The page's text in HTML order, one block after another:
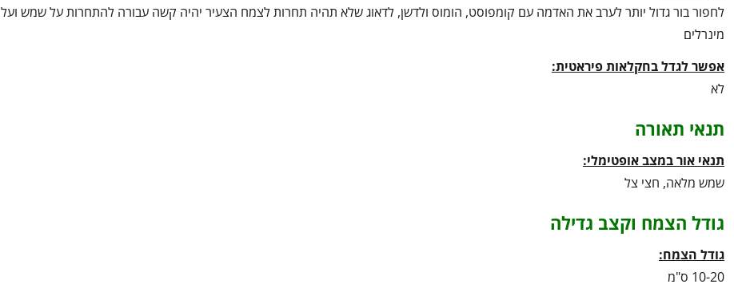
לחפור בור גדול יותר לערב את האדמה עם קומפוסט, הומוס ולדשן, לדאוג שלא תהיה תחרות לצמח הצעיר יהיה קשה עבורה להתחרות על שמש ועל
מינרלים
אפשר לגדל בחקלאות פיראטית:
לא
תנאי תאורה
תנאי אור במצב אופטימלי:
שמש מלאה, חצי צל
גודל הצמח וקצב גדילה
גודל הצמח:
10-20 ס"מ